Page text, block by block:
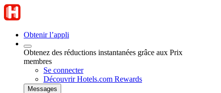
Obtenir l’appli
Obtenez des réductions instantanées grâce aux Prix
membres
Se connecter
Découvrir Hotels.com Rewards
Messages